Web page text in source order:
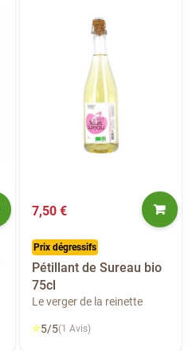
7,50 €
Prix dégressifs
Pétillant de Sureau bio
75cl
Le verger de la reinette
⭐5/5(1 Avis)